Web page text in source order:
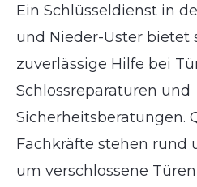
Ein Schlüsseldienst in
und Nieder-Uster bietet
zuverlässige Hilfe bei
Schlossreparaturen und
Sicherheitsberatungen.
Fachkräfte stehen rund
um verschlossene